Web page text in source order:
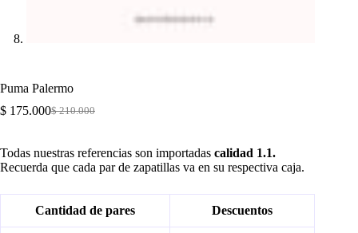
Puma Palermo
$210.000
Original
$ 210.000.
$ 175.000Current
$ 175.000.
Todas nuestras referencias son importadas calidad 1.1.
Recuerda que cada par de zapatillas va en su respectiva caja.
Cantidad de pares Descuentos